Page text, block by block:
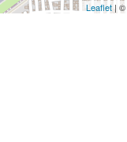
Leaflet| ©